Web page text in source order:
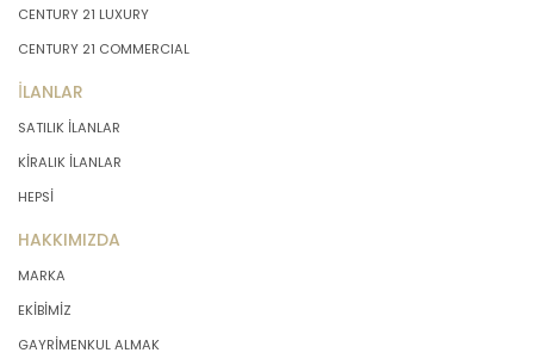
CENTURY 21 LUXURY
CENTURY 21 COMMERCIAL
İLANLAR
SATILIK İLANLAR
KİRALIK İLANLAR
HEPSİ
HAKKIMIZDA
MARKA
EKİBİMİZ
GAYRİMENKUL ALMAK